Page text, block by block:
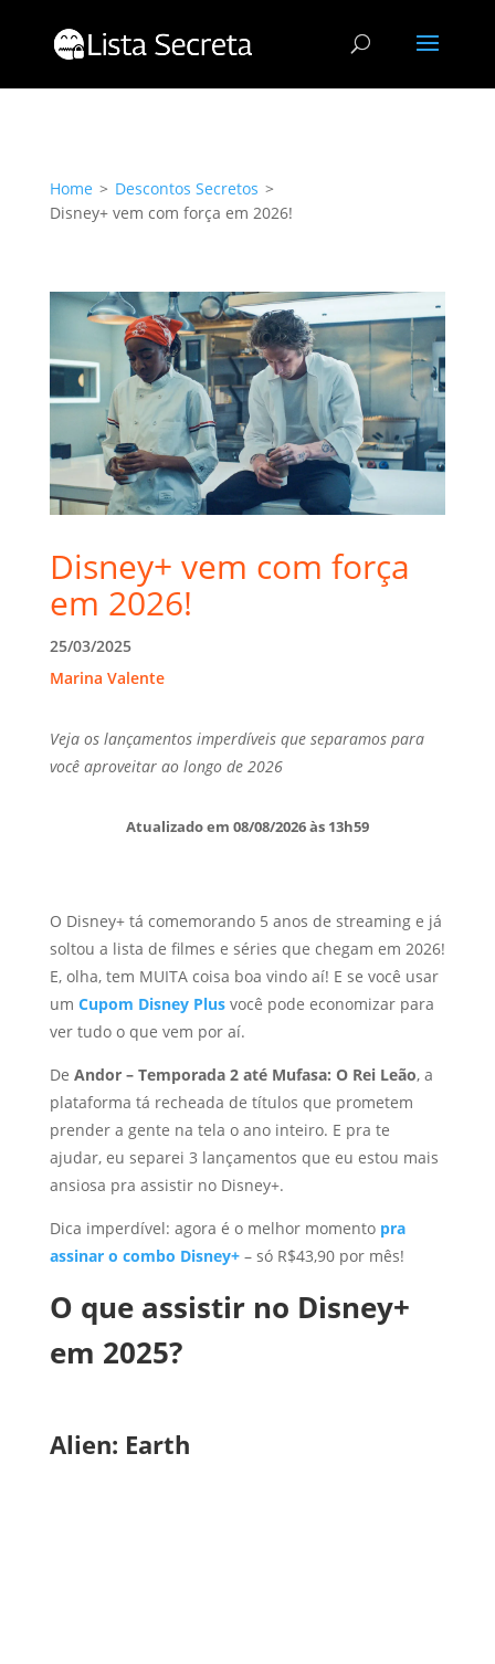
Home > Descontos Secretos >
Disney+ vem com força em 2026!
Disney+ vem com força
em 2026!
25/03/2025
Marina Valente
Veja os lançamentos imperdíveis que separamos para
você aproveitar ao longo de 2026
Atualizado em 08/08/2026 às 13h59
O Disney+ tá comemorando 5 anos de streaming e já
soltou a lista de filmes e séries que chegam em 2026!
E, olha, tem MUITA coisa boa vindo aí! E se você usar
um Cupom Disney Plusvocê pode economizar para
ver tudo o que vem por aí.
De Andor – Temporada 2 até Mufasa: O Rei Leão, a
plataforma tá recheada de títulos que prometem
prender a gente na tela o ano inteiro. E pra te
ajudar, eu separei 3 lançamentos que eu estou mais
ansiosa pra assistir no Disney+.
Dica imperdível: agora é o melhor momento pra
assinar o combo Disney+– só R$43,90 por mês!
O que assistir no Disney+
em 2025?
Alien: Earth